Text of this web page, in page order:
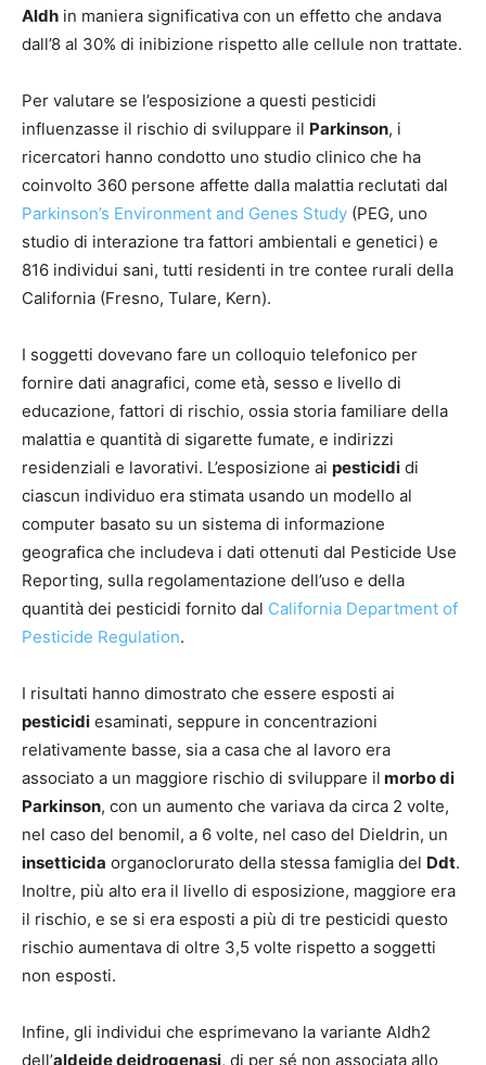
Aldh in maniera significativa con un effetto che andava
dall’8 al 30% di inibizione rispetto alle cellule non trattate.
Per valutare se l’esposizione a questi pesticidi
influenzasse il rischio di sviluppare il Parkinson, i
ricercatori hanno condotto uno studio clinico che ha
coinvolto 360 persone affette dalla malattia reclutati dal
Parkinson’s Environment and Genes Study (PEG, uno
studio di interazione tra fattori ambientali e genetici) e
816 individui sani, tutti residenti in tre contee rurali della
California (Fresno, Tulare, Kern).
I soggetti dovevano fare un colloquio telefonico per
fornire dati anagrafici, come età, sesso e livello di
educazione, fattori di rischio, ossia storia familiare della
malattia e quantità di sigarette fumate, e indirizzi
residenziali e lavorativi. L’esposizione ai pesticidi di
ciascun individuo era stimata usando un modello al
computer basato su un sistema di informazione
geografica che includeva i dati ottenuti dal Pesticide Use
Reporting, sulla regolamentazione dell’uso e della
quantità dei pesticidi fornito dal California Department of
Pesticide Regulation.
I risultati hanno dimostrato che essere esposti ai
pesticidi esaminati, seppure in concentrazioni
relativamente basse, sia a casa che al lavoro era
associato a un maggiore rischio di sviluppare il morbo di
Parkinson, con un aumento che variava da circa 2 volte,
nel caso del benomil, a 6 volte, nel caso del Dieldrin, un
insetticida organoclorurato della stessa famiglia del Ddt.
Inoltre, più alto era il livello di esposizione, maggiore era
il rischio, e se si era esposti a più di tre pesticidi questo
rischio aumentava di oltre 3,5 volte rispetto a soggetti
non esposti.
Infine, gli individui che esprimevano la variante Aldh2
dell’aldeide deidrogenasi, di per sé non associata allo